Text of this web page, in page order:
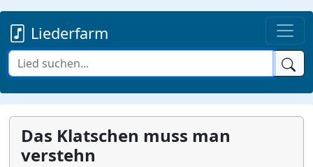
Liederfarm
Das Klatschen muss man
verstehn